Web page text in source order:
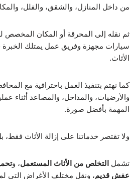
من داخل المنازل، والشقق، والفلل،
ثم نقله إلى المحرقة أو المكان المخصص
سيارات مجهزة وفريق عمل يمتلك الخبرة
الأثاث.
كما نهتم بتنفيذ العمل باحترافية مع
والأرضيات، والمداخل، والمصاعد أثناء
المهمة بأفضل صورة.
ولا تقتصر خدماتنا على إزالة الأثاث فقط،
تشمل التخلص من الأثاث المستعمل، و
عفش قديم، ونقل مختلف الأغراض التي لم